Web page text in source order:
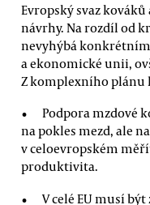
Evropský svaz
návrhy. Na rozdíl od
nevyhýbá
a ekonomické unii,
Z komplexního plánu
Podpora mzdové
na pokles mezd, ale
v celoevropském
produktivita.
V celé EU musí